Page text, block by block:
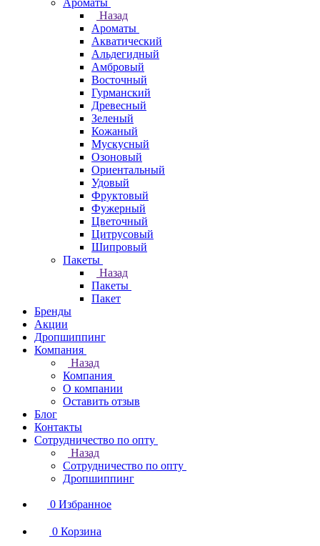
Ароматы
Назад
Ароматы
Акватический
Альдегидный
Амбровый
Восточный
Гурманский
Древесный
Зеленый
Кожаный
Мускусный
Озоновый
Ориентальный
Удовый
Фруктовый
Фужерный
Цветочный
Цитрусовый
Шипровый
Пакеты
Назад
Пакеты
Пакет
Бренды
Акции
Дропшиппинг
Компания
Назад
Компания
О компании
Оставить отзыв
Блог
Контакты
Сотрудничество по опту
Назад
Сотрудничество по опту
Дропшиппинг
0 Избранное
0 Корзина